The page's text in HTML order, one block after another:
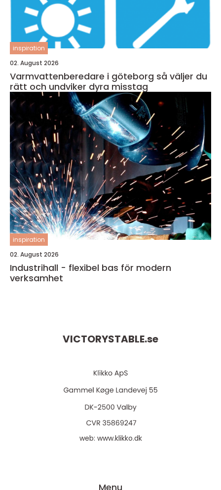
inspiration
02. August 2026
Varmvattenberedare i göteborg så väljer du
rätt och undviker dyra misstag
inspiration
02. August 2026
Industrihall - flexibel bas för modern
verksamhet
VICTORYSTABLE.se
web: www.klikko.dk
Menu